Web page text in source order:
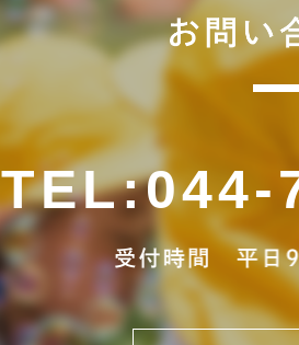
TEL:044-